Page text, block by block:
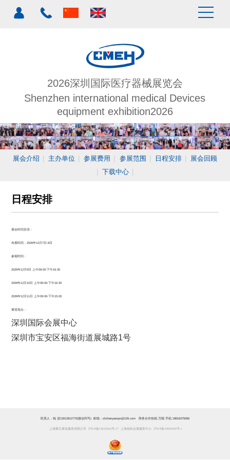
2026深圳国际医疗器械展览会
Shenzhen international medical Devices
equipment exhibition2026
展会介绍 主办单位 参展费用 参展范围 日程安排
展会回顾
下载中心
日程安排
展会时间安排：
布展时间：2026年12月7日-8日
参观时间：
2026年12月9日 上午09:00-下午16:30
2026年12月10日 上午09:00-下午16:30
2026年12月11日 上午09:00-下午15:00
展览地点：
深圳国际会展中心
深圳市宝安区福海街道展城路1号
联系人：钱 进13012812770(微信同号) 邮箱：shzhanyaexpo@126.com 商务合作热线:万顺 手机:18616375066
上海聚亿展览服务有限公司 沪ICP备14010562号-17 上海锐屹会展服务中心 沪ICP备19005045号-1